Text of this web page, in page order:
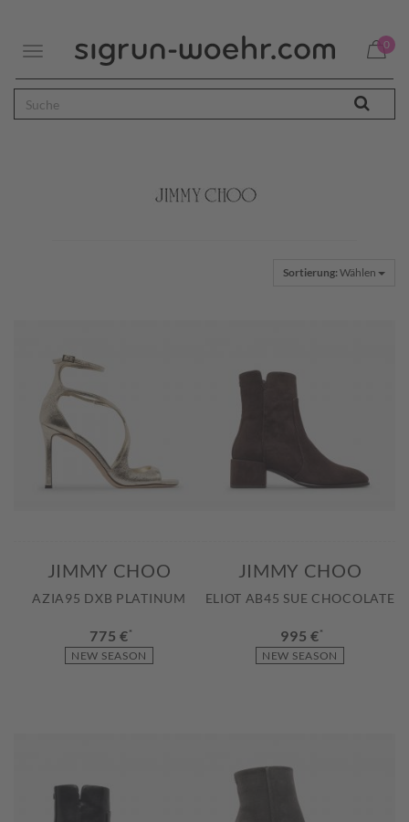
Toggle
0
Sortierung: Wählen
NEW SEASON
JIMMY CHOO
AZIA95 DXB PLATINUM
775 €*
NEW SEASON
JIMMY CHOO
ELIOT AB45 SUE CHOCOLATE
995 €*